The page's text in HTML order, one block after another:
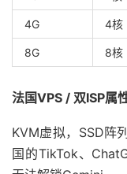
4G 4核
8G 8核
法国VPS / 双ISP属
KVM虚拟，SSD阵
国的TikTok、